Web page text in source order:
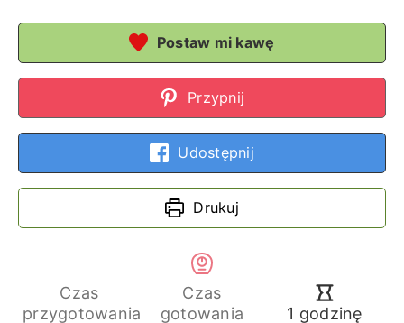
Postaw mi kawę
Przypnij
Udostępnij
Drukuj
Czas
przygotowania
Czas
gotowania
1 godzina
godzinę